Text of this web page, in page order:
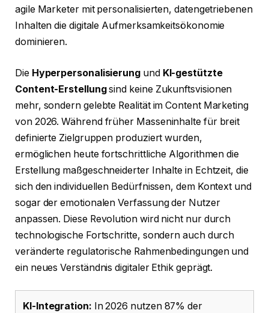
agile Marketer mit personalisierten, datengetriebenen
Inhalten die digitale Aufmerksamkeitsökonomie
dominieren.
Die Hyperpersonalisierung und KI-gestützte
Content-Erstellungsind keine Zukunftsvisionen
mehr, sondern gelebte Realität im Content Marketing
von 2026. Während früher Masseninhalte für breit
definierte Zielgruppen produziert wurden,
ermöglichen heute fortschrittliche Algorithmen die
Erstellung maßgeschneiderter Inhalte in Echtzeit, die
sich den individuellen Bedürfnissen, dem Kontext und
sogar der emotionalen Verfassung der Nutzer
anpassen. Diese Revolution wird nicht nur durch
technologische Fortschritte, sondern auch durch
veränderte regulatorische Rahmenbedingungen und
ein neues Verständnis digitaler Ethik geprägt.
KI-Integration: In 2026 nutzen 87% der